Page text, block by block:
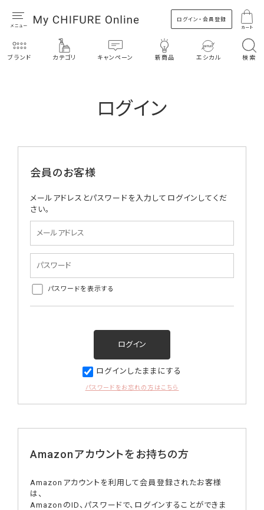
ログイン・会員登録
カート
ブランド カテゴリ キャンペーン 新商品 エシカル 検索
ログイン
会員のお客様
メールアドレスとパスワードを入力してログインしてくだ
さい。
パスワードを表示する
ログインしたままにする
パスワードをお忘れの方はこちら
Amazonアカウントをお持ちの方
Amazonアカウントを利用して会員登録されたお客様
は、
AmazonのID、パスワードで、ログインすることができま